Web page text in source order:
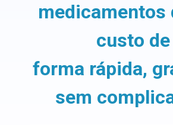
medicamentos
custo de
forma rápida,
sem